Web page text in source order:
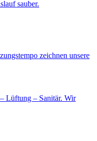
sauber.
zeichnen unsere
Lüftung – Sanitär. Wir